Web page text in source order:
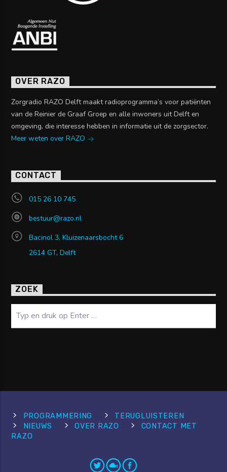
OVER RAZO
Zorgradio RAZO Delft maakt radioprogramma’s voor patiënten
van de Reinier de Graaf Groep en alle inwoners uit Delft en
omgeving, die interesse hebben in informatie uit de zorgsector.
Meer weten over RAZO
CONTACT
015 26 10 745
bestuur@razo.nl
Bacinol 3, Kluizenaarsbocht 6
2614 GT, Delft
ZOEK
PROGRAMMERING
TERUGLUISTEREN
NIEUWS
OVER RAZO
CONTACT MET
RAZO